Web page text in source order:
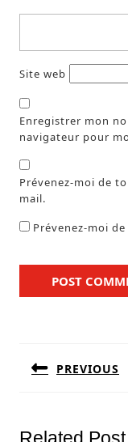
Site web
Enregistrer mon
navigateur pour
Prévenez-moi de
mail.
Prévenez-moi
PREVIOUS